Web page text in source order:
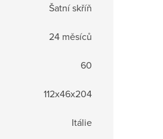
Šatní skříň
24 měsíců
60
112x46x204
Itálie